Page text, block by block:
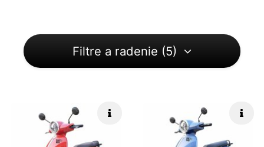
Filtre a radenie (5)